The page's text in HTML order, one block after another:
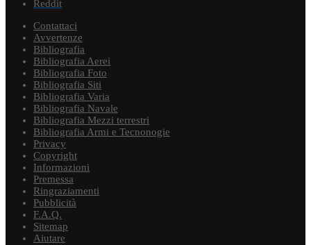
Reddit
Contattaci
Avvertenze
Bibliografia
Bibliografia Aerei
Bibliografia Foto
Bibliografia Siti
Bibliografia Varia
Bibliografia Navale
Bibliografia Mezzi terrestri
Bibliografia Armi e Tecnonogie
Privacy
Copyright
Informazioni
Premessa
Ringraziamenti
Pubblicità
F.A.Q.
Sitemap
Aiutare